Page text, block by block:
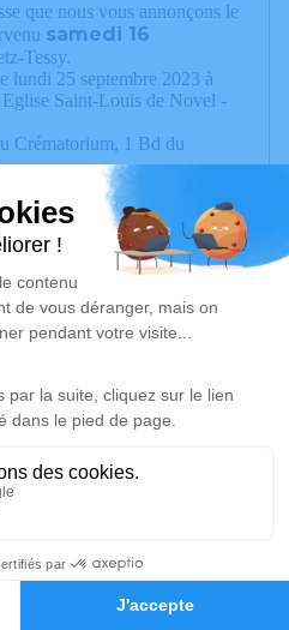
Hommages
que nous vous annonçons le
samedi 16
Tessy.
lundi 25 septembre 2023 à
Eglise Saint-Louis de Novel -
Crématorium, 1 Bd du
ultérieur dans le caveau
Les dons seront transmis
hommage est
Je rends hommage
2023 à 14h00
Novel
Je rends hommage